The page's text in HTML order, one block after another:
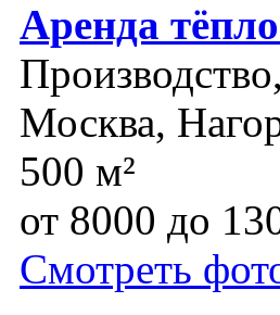
Аренда
Москва,
500 м²
от 8000 до
Смотреть